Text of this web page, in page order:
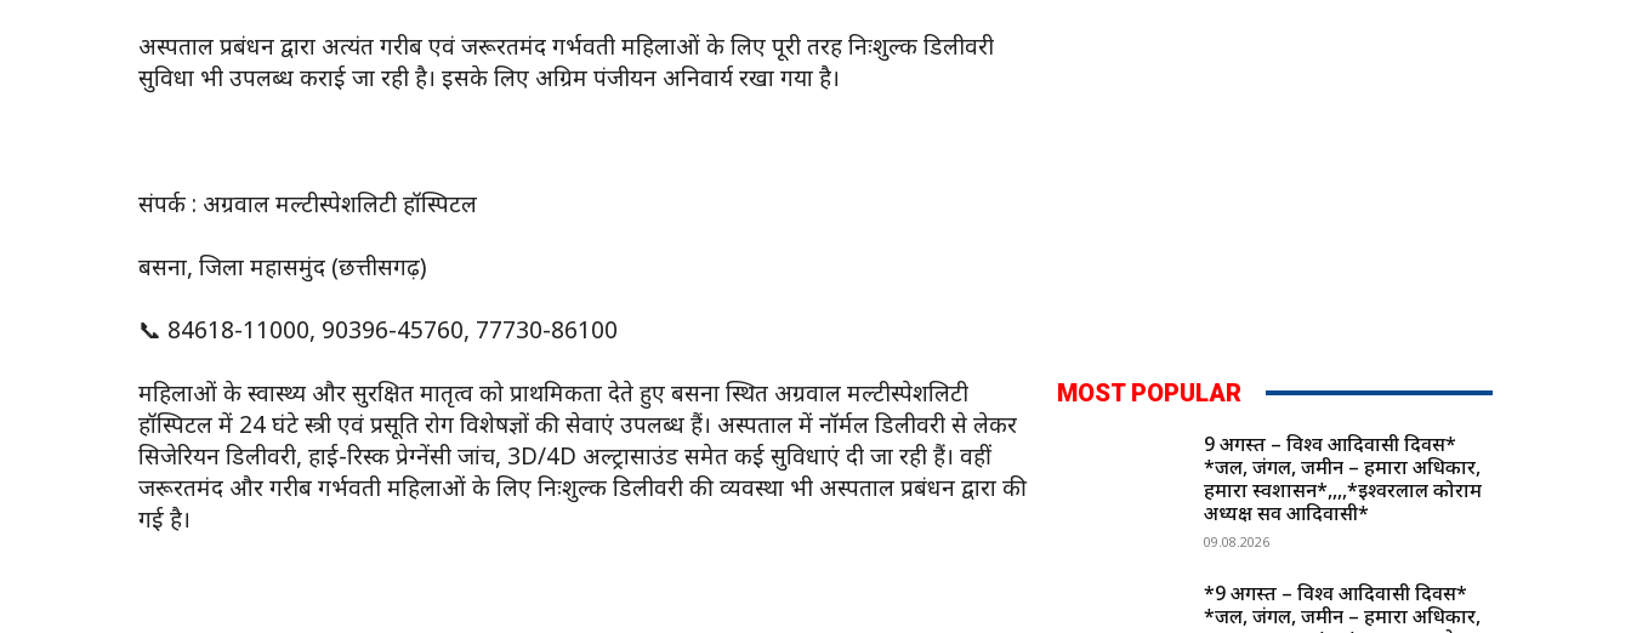
अस्पताल प्रबंधन द्वारा अत्यंत गरीब एवं जरूरतमंद गर्भवती महिलाओं के लिए पूरी तरह निःशुल्क डिलीवरी
सुविधा भी उपलब्ध कराई जा रही है। इसके लिए अग्रिम पंजीयन अनिवार्य रखा गया है।
संपर्क : अग्रवाल मल्टीस्पेशलिटी हॉस्पिटल
बसना, जिला महासमुंद (छत्तीसगढ़)
📞 84618-11000, 90396-45760, 77730-86100
महिलाओं के स्वास्थ्य और सुरक्षित मातृत्व को प्राथमिकता देते हुए बसना स्थित अग्रवाल मल्टीस्पेशलिटी
हॉस्पिटल में 24 घंटे स्त्री एवं प्रसूति रोग विशेषज्ञों की सेवाएं उपलब्ध हैं। अस्पताल में नॉर्मल डिलीवरी से लेकर
सिजेरियन डिलीवरी, हाई-रिस्क प्रेग्नेंसी जांच, 3D/4D अल्ट्रासाउंड समेत कई सुविधाएं दी जा रही हैं। वहीं
जरूरतमंद और गरीब गर्भवती महिलाओं के लिए निःशुल्क डिलीवरी की व्यवस्था भी अस्पताल प्रबंधन द्वारा की
गई है।
MOST POPULAR
9 अगस्त – विश्व आदिवासी दिवस*
*जल, जंगल, जमीन – हमारा अधिकार,
हमारा स्वशासन*,,,,*ईश्वरलाल कोर्राम
अध्यक्ष सर्व आदिवासी*
09.08.2026
*9 अगस्त – विश्व आदिवासी दिवस*
*जल, जंगल, जमीन – हमारा अधिकार,